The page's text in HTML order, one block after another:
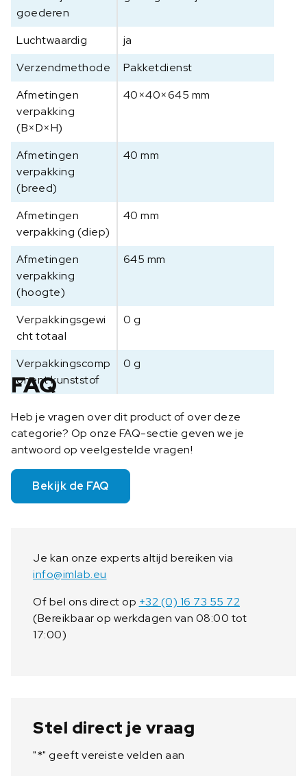
0
g
a
a
n
t
a
l
goederen
Luchtwaardig
ja
Verzendmethode
Pakketdienst
Afmetingen
verpakking
(B×D×H)
40×40×645 mm
Afmetingen
verpakking
(breed)
40 mm
Afmetingen
verpakking (diep)
40 mm
Afmetingen
verpakking
(hoogte)
645 mm
Verpakkingsgewi
cht totaal
0 g
Verpakkingscomp
onent kunststof
0 g
FAQ
Heb je vragen over dit product of over deze
categorie? Op onze FAQ-sectie geven we je
antwoord op veelgestelde vragen!
Bekijk de FAQ
Je kan onze experts altijd bereiken via
info@imlab.eu
Of bel ons direct op +32 (0) 16 73 55 72
(Bereikbaar op werkdagen van 08:00 tot
17:00)
Stel direct je vraag
"*" geeft vereiste velden aan